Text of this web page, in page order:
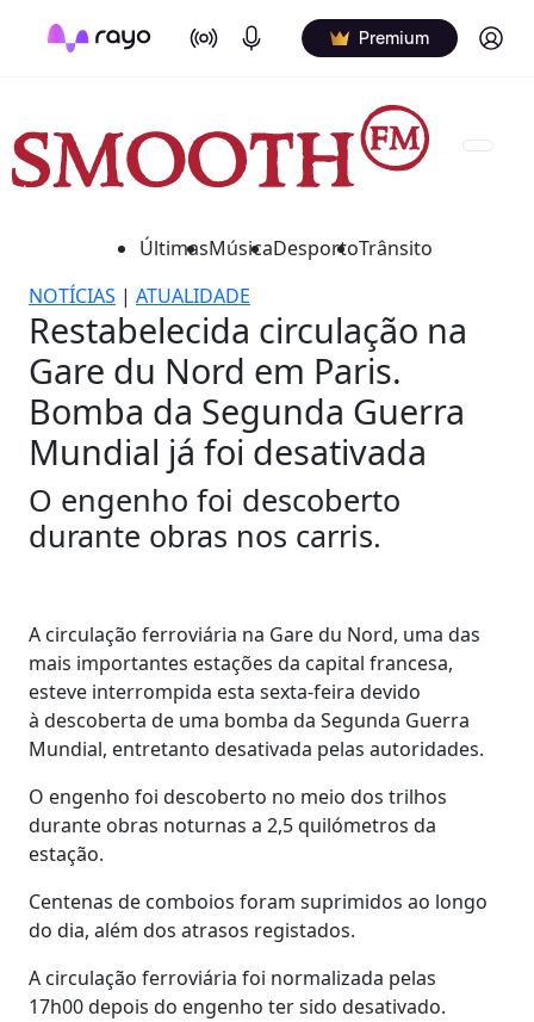
On Air Podcasts Premium Log in
ÚltimasMúsicaDesportoTrânsito
NOTÍCIAS | ATUALIDADE
Restabelecida circulação na
Gare du Nord em Paris.
Bomba da Segunda Guerra
Mundial já foi desativada
O engenho foi descoberto
durante obras nos carris.
A circulação ferroviária na Gare du Nord, uma das
mais importantes estações da capital francesa,
esteve interrompida esta sexta-feira devido
à descoberta de uma bomba da Segunda Guerra
Mundial, entretanto desativada pelas autoridades.
O engenho foi descoberto no meio dos trilhos
durante obras noturnas a 2,5 quilómetros da
estação.
Centenas de comboios foram suprimidos ao longo
do dia, além dos atrasos registados.
A circulação ferroviária foi normalizada pelas
17h00 depois do engenho ter sido desativado.